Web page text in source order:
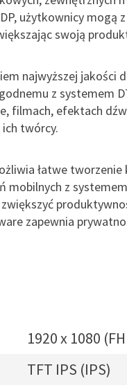
użytkownicy mogą
swoją
najwyższej jakości
z systemem
filmach, efektach
twórcy.
łatwe tworzenie
mobilnych z
zapewnia
1920 x 1080
TFT IPS (IPS)